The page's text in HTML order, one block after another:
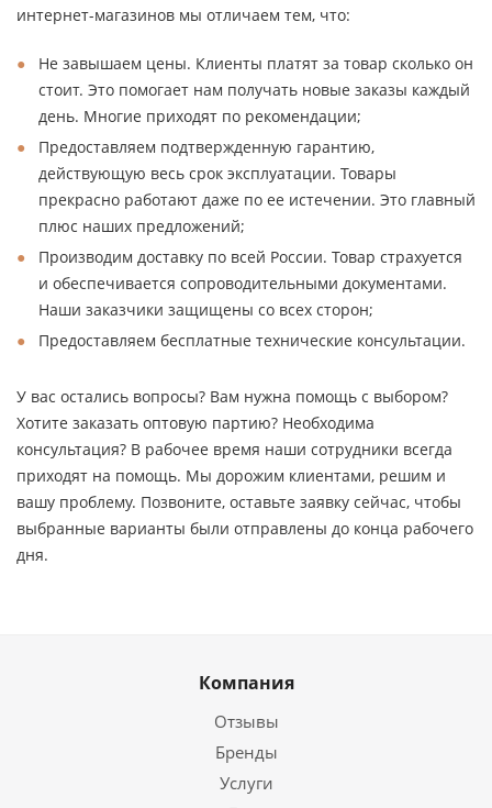
интернет-магазинов мы отличаем тем, что:
Не завышаем цены. Клиенты платят за товар сколько он
стоит. Это помогает нам получать новые заказы каждый
день. Многие приходят по рекомендации;
Предоставляем подтвержденную гарантию,
действующую весь срок эксплуатации. Товары
прекрасно работают даже по ее истечении. Это главный
плюс наших предложений;
Производим доставку по всей России. Товар страхуется
и обеспечивается сопроводительными документами.
Наши заказчики защищены со всех сторон;
Предоставляем бесплатные технические консультации.
У вас остались вопросы? Вам нужна помощь с выбором?
Хотите заказать оптовую партию? Необходима
консультация? В рабочее время наши сотрудники всегда
приходят на помощь. Мы дорожим клиентами, решим и
вашу проблему. Позвоните, оставьте заявку сейчас, чтобы
выбранные варианты были отправлены до конца рабочего
дня.
Компания
Отзывы
Бренды
Услуги